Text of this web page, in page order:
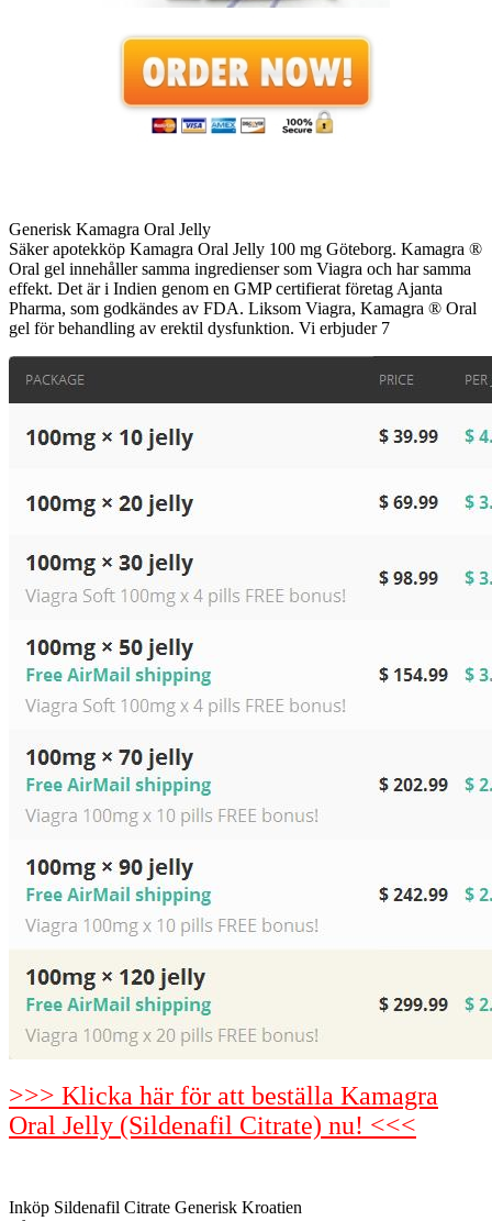
Generisk Kamagra Oral Jelly
Säker apotekköp Kamagra Oral Jelly 100 mg Göteborg. Kamagra ®
Oral gel innehåller samma ingredienser som Viagra och har samma
effekt. Det är i Indien genom en GMP certifierat företag Ajanta
Pharma, som godkändes av FDA. Liksom Viagra, Kamagra ® Oral
gel för behandling av erektil dysfunktion. Vi erbjuder 7
>>> Klicka här för att beställa Kamagra
Oral Jelly (Sildenafil Citrate) nu! <<<
Inköp Sildenafil Citrate Generisk Kroatien